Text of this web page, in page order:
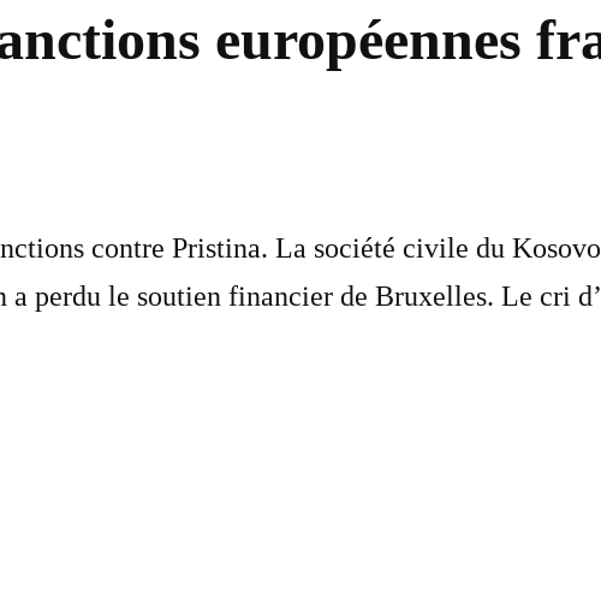
européennes
contre Pristina. La société civile du
perdu le soutien financier de Bruxelles. Le cri